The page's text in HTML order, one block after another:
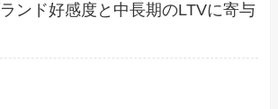
ンド好感度と中長期のLTVに寄与